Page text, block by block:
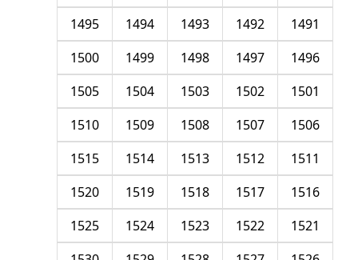
1491
1492
1493
1494
1495
1496
1497
1498
1499
1500
1501
1502
1503
1504
1505
1506
1507
1508
1509
1510
1511
1512
1513
1514
1515
1516
1517
1518
1519
1520
1521
1522
1523
1524
1525